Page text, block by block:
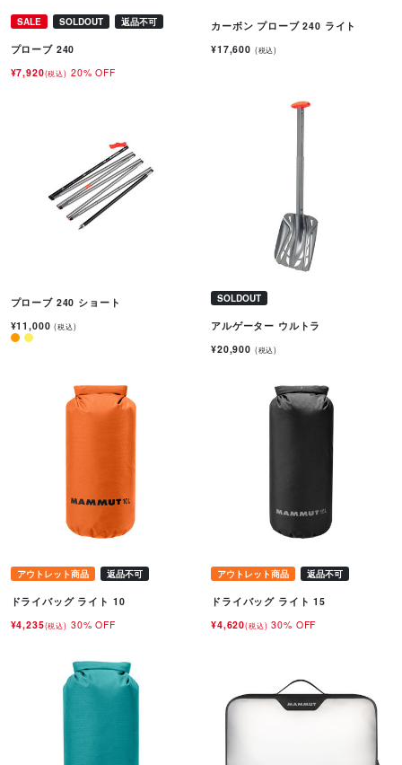
SALE SOLDOUT 返品不可
プローブ 240
¥7,920(税込) 20% OFF
カーボン プローブ 240 ライト
¥17,600 (税込)
プローブ 240 ショート
¥11,000(税込)
SOLDOUT
アルゲーター ウルトラ
¥20,900 (税込)
アウトレット商品 返品不可
ドライバッグ ライト 10
¥4,235(税込) 30% OFF
アウトレット商品 返品不可
ドライバッグ ライト 15
¥4,620(税込) 30% OFF